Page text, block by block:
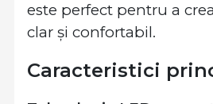
este perfect pentru a
clar și confortabil.
Caracteristici